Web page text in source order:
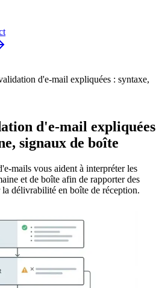
d'e-mail expliquées : syntaxe,
d'e-mail expliquées
signaux de boîte
mails vous aident à interpréter les
et de boîte afin de rapporter des
la délivrabilité en boîte de réception.